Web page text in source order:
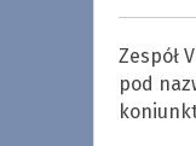
Zespół
pod